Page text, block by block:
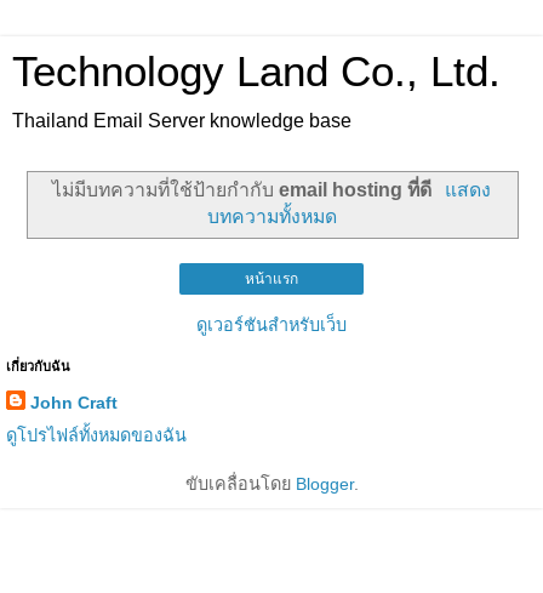
Technology Land Co., Ltd.
Thailand Email Server knowledge base
ไม่มีบทความที่ใช้ป้ายกำกับemail hosting ที่ดี
แสดง
บทความทั้งหมด
หน้าแรก
ดูเวอร์ชันสำหรับเว็บ
เกี่ยวกับฉัน
John Craft
ดูโปรไฟล์ทั้งหมดของฉัน
ขับเคลื่อนโดย Blogger.